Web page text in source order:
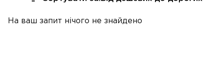
На ваш запит нічого не знайдено